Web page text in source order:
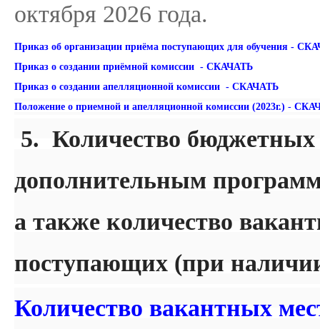
октября 2026 года.
Приказ об организации приёма поступающих для обучения -
Приказ о создании приёмной комиссии - СКАЧАТЬ
Приказ о создании апелляционной комиссии - СКАЧАТЬ
Положение о приемной и апелляционной комиссии (2023г.) -
5. Количество бюджетных
дополнительным
а также количество
поступающих (при
Количество вакантных